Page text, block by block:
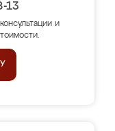
13
и